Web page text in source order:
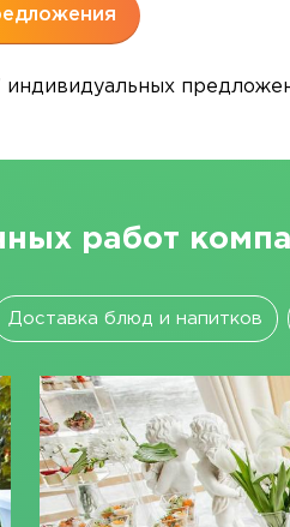
индивидуальных
работ
Доставка блюд и напитков